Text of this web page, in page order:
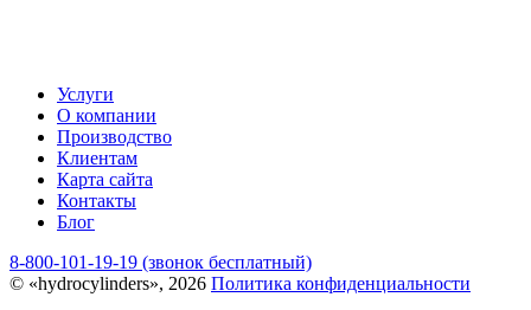
Услуги
О компании
Производство
Клиентам
Карта сайта
Контакты
Блог
8-800-101-19-19 (звонок бесплатный)
© «hydrocylinders», 2026 Политика конфиденциальности